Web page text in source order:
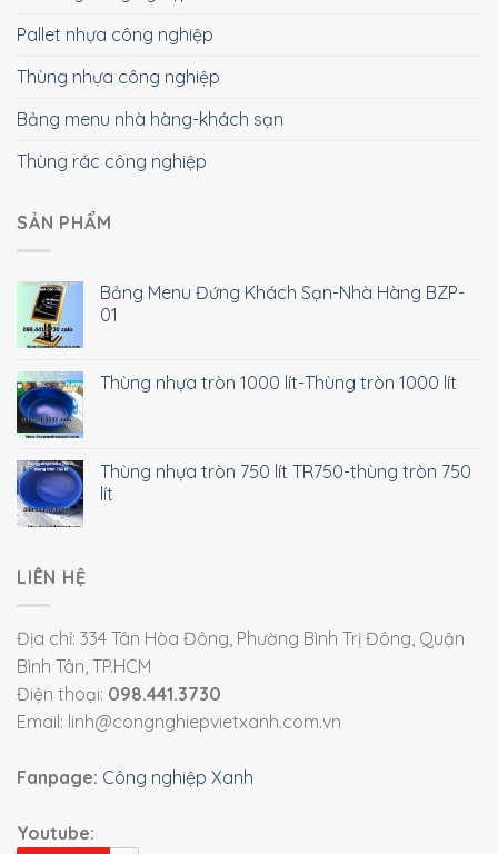
Pallet nhựa công nghiệp
Thùng nhựa công nghiệp
Bảng menu nhà hàng-khách sạn
Thùng rác công nghiệp
SẢN PHẨM
Bảng Menu Đứng Khách Sạn-Nhà Hàng BZP-
01
Thùng nhựa tròn 1000 lít-Thùng tròn 1000 lít
Thùng nhựa tròn 750 lít TR750-thùng tròn 750
lít
LIÊN HỆ
Địa chỉ: 334 Tân Hòa Đông, Phường Bình Trị Đông, Quận
Bình Tân, TP.HCM
Điện thoại: 098.441.3730
Email: linh@congnghiepvietxanh.com.vn
Fanpage: Công nghiệp Xanh
Youtube: